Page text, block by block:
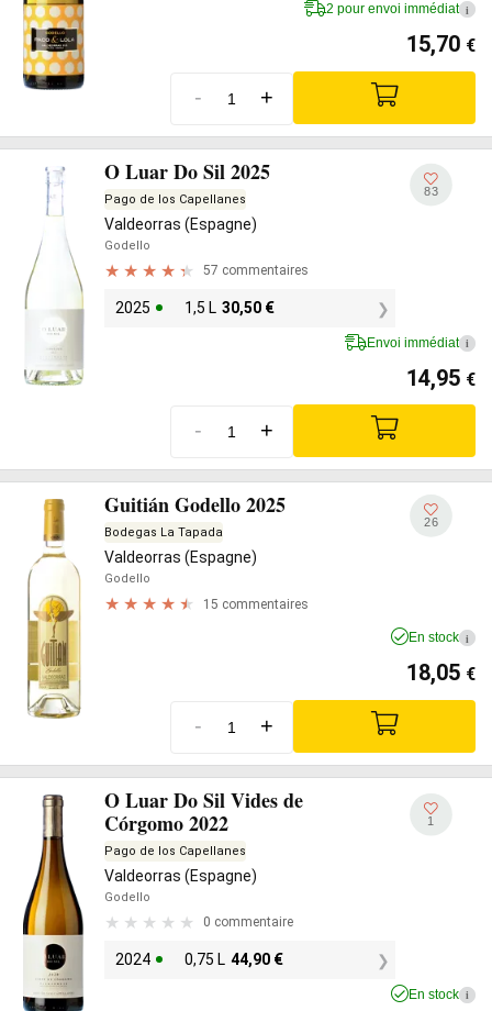
2 pour envoi immédiat i
15,70 €
- +
O Luar Do Sil 2025
Pago de los Capellanes
Valdeorras (Espagne)
Godello
57 commentaires
2025 1,5 L 30,50 €
83
Envoi immédiat i
14,95 €
- +
Guitián Godello 2025
Bodegas La Tapada
Valdeorras (Espagne)
Godello
15 commentaires
26
En stock i
18,05 €
- +
O Luar Do Sil Vides de
Córgomo 2022
Pago de los Capellanes
Valdeorras (Espagne)
Godello
0 commentaire
2024 0,75 L 44,90 €
1
En stock i